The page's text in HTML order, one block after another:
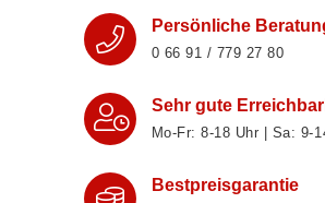
Persönliche
0 66 91 / 779 27 80
Sehr gute
Mo-Fr: 8‑18 Uhr | Sa:
Bestpreisgarantie